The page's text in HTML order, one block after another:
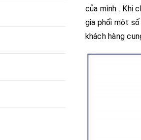
của mình . Khi
gia phối một
khách hàng